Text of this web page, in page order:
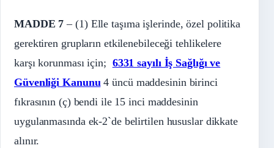
MADDE 7 – (1) Elle taşıma işlerinde, özel politika
gerektiren grupların etkilenebileceği tehlikelere
karşı korunması için; 6331 sayılı İş Sağlığı ve
Güvenliği Kanunu4 üncü maddesinin birinci
fıkrasının (ç) bendi ile 15 inci maddesinin
uygulanmasında ek-2`de belirtilen hususlar dikkate
alınır.